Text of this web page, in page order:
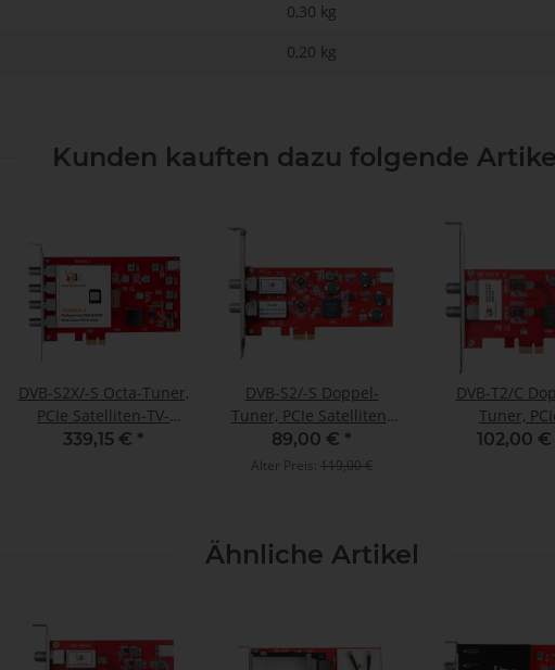
0,30 kg
0,20 kg
Kunden kauften dazu folgende
DVB-S2X/-S Octa-Tuner,
PCIe Satelliten-TV-
Karte, TBS-6909-X V2
339,15 € *
DVB-S2/-S Doppel-
Tuner, PCIe Satelliten-
TV-Karte (LP), TBS-6902
89,00 € *
Alter Preis: 119,00 €
DVB-T2/C
Tuner,
102,00 €
Ähnliche Artikel